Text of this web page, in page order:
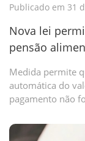
Publicado em 31
Nova lei
pensão
Medida permite
automática do
pagamento não